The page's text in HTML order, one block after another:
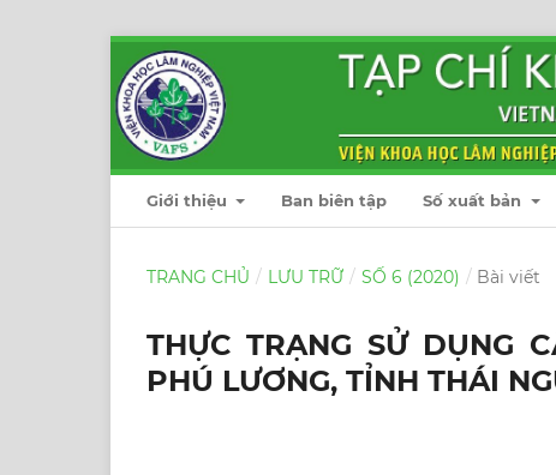
Giới thiệu Ban biên tập Số xuất bản
TRANG CHỦ / LƯU TRỮ / SỐ 6 (2020) / Bài viết
THỰC TRẠNG SỬ DỤNG
PHÚ LƯƠNG, TỈNH THÁI